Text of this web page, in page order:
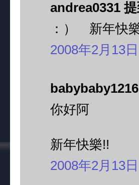
andrea0331
：） 新年快
2008年2月13
你好阿
新年快樂!!
2008年2月13